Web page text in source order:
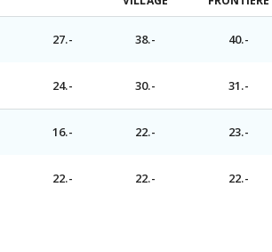
27.- 38.- 40.-
24.- 30.- 31.-
16.- 22.- 23.-
22.- 22.- 22.-